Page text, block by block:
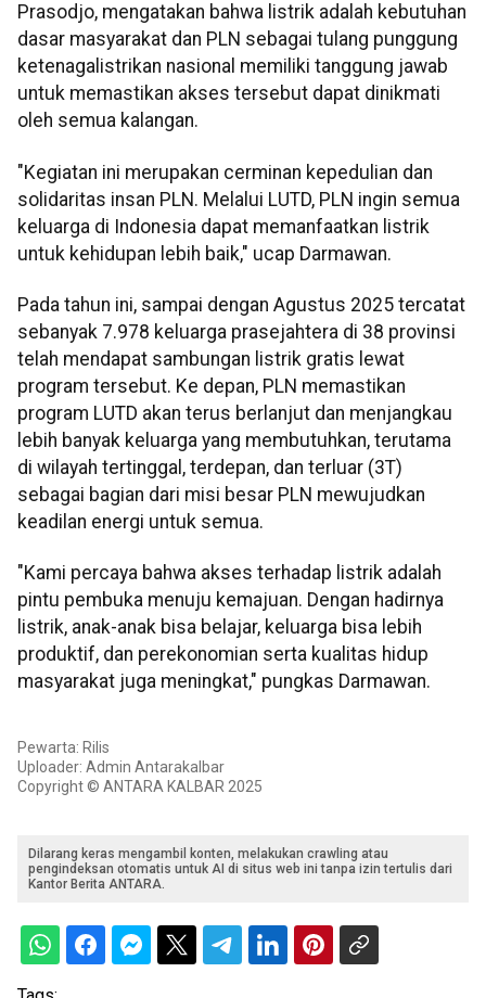
Prasodjo, mengatakan bahwa listrik adalah kebutuhan
dasar masyarakat dan PLN sebagai tulang punggung
ketenagalistrikan nasional memiliki tanggung jawab
untuk memastikan akses tersebut dapat dinikmati
oleh semua kalangan.
"Kegiatan ini merupakan cerminan kepedulian dan
solidaritas insan PLN. Melalui LUTD, PLN ingin semua
keluarga di Indonesia dapat memanfaatkan listrik
untuk kehidupan lebih baik," ucap Darmawan.
Pada tahun ini, sampai dengan Agustus 2025 tercatat
sebanyak 7.978 keluarga prasejahtera di 38 provinsi
telah mendapat sambungan listrik gratis lewat
program tersebut. Ke depan, PLN memastikan
program LUTD akan terus berlanjut dan menjangkau
lebih banyak keluarga yang membutuhkan, terutama
di wilayah tertinggal, terdepan, dan terluar (3T)
sebagai bagian dari misi besar PLN mewujudkan
keadilan energi untuk semua.
"Kami percaya bahwa akses terhadap listrik adalah
pintu pembuka menuju kemajuan. Dengan hadirnya
listrik, anak-anak bisa belajar, keluarga bisa lebih
produktif, dan perekonomian serta kualitas hidup
masyarakat juga meningkat," pungkas Darmawan.
Pewarta: Rilis
Uploader: Admin Antarakalbar
Copyright © ANTARA KALBAR 2025
Dilarang keras mengambil konten, melakukan crawling atau
pengindeksan otomatis untuk AI di situs web ini tanpa izin tertulis dari
Kantor Berita ANTARA.